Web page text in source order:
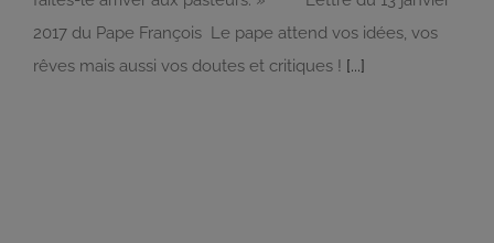
2017 du Pape François Le pape attend vos idées, vos
rêves mais aussi vos doutes et critiques ! [...]